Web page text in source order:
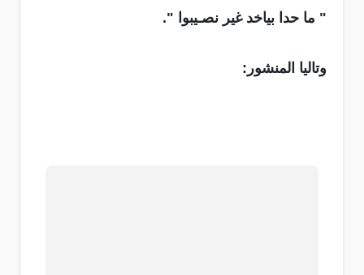
" ما حدا بياخد غير نصـيبوا ".
وتاليا المنشور: